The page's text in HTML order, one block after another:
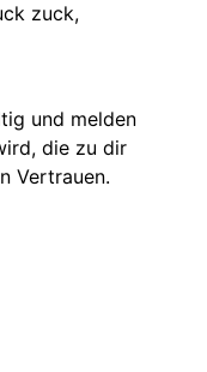
zuck,
und melden
die zu dir
Vertrauen.